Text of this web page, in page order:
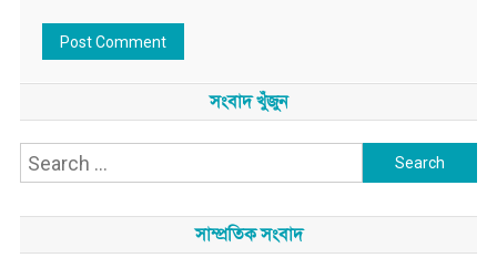
সংবাদ খুঁজুন
Search
সাম্প্রতিক সংবাদ